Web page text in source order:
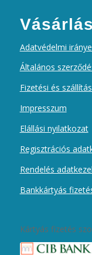
Adatvédelmi
Általános
Fizetési és
Impresszum
Elállási nyilatkozat
Regisztrációs
Rendelés
Bankkártyás
Kártyás fizetés